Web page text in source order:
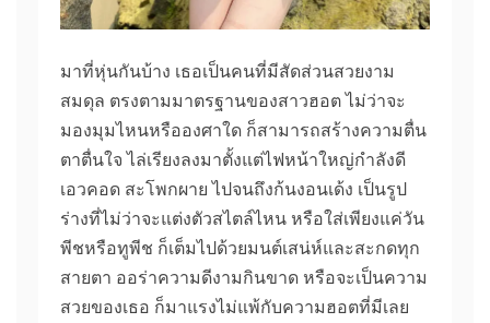
มาที่หุ่นกันบ้าง เธอเป็นคนที่มีสัดส่วนสวยงาม
สมดุล ตรงตามมาตรฐานของสาวฮอต ไม่ว่าจะ
มองมุมไหนหรือองศาใด ก็สามารถสร้างความตื่น
ตาตื่นใจ ไล่เรียงลงมาตั้งแต่ไฟหน้าใหญ่กำลังดี
เอวคอด สะโพกผาย ไปจนถึงก้นงอนเด้ง เป็นรูป
ร่างที่ไม่ว่าจะแต่งตัวสไตล์ไหน หรือใส่เพียงแค่วัน
พีชหรือทูพีช ก็เต็มไปด้วยมนต์เสน่ห์และสะกดทุก
สายตา ออร่าความดีงามกินขาด หรือจะเป็นความ
สวยของเธอ ก็มาแรงไม่แพ้กับความฮอตที่มีเลย